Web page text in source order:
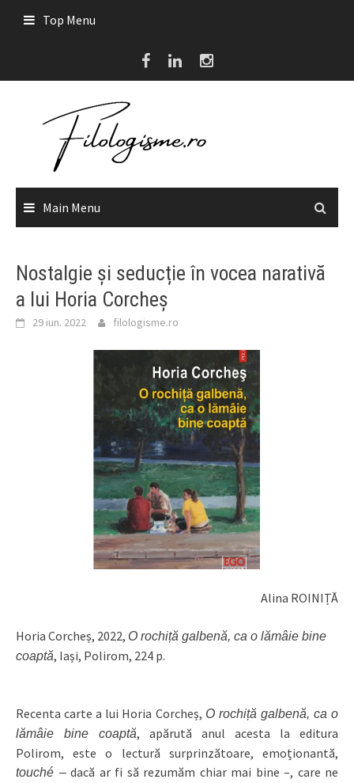
Top Menu
Main Menu
Nostalgie și seducție în vocea narativă
a lui Horia Corcheș
29 iun. 2022 filologisme.ro
Alina ROINIȚĂ
Horia Corcheș, 2022, O rochiță galbenă, ca o lămâie bine
coaptă, Iași, Polirom, 224 p.
Recenta carte a lui Horia Corcheș, O rochiță galbenă, ca o
lămâie bine coaptă, apărută anul acesta la editura
Polirom, este o lectură surprinzătoare, emoționantă,
touché –dacă ar fi să rezumăm chiar mai bine –, care ne